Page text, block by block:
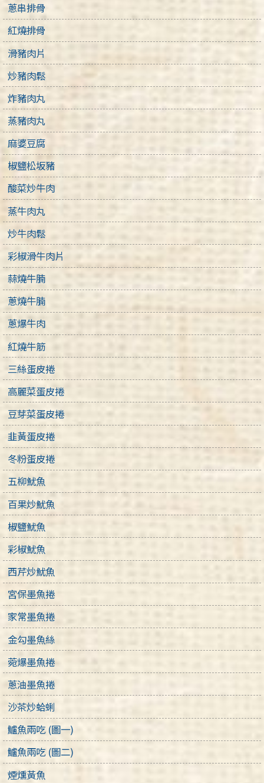
蔥串排骨
紅燒排骨
滑豬肉片
炒豬肉鬆
炸豬肉丸
蒸豬肉丸
麻婆豆腐
椒鹽松坂豬
酸菜炒牛肉
蒸牛肉丸
炒牛肉鬆
彩椒滑牛肉片
蒜燒牛腩
蔥燒牛腩
蔥爆牛肉
紅燒牛筋
三絲蛋皮捲
高麗菜蛋皮捲
豆芽菜蛋皮捲
韭黃蛋皮捲
冬粉蛋皮捲
五柳魷魚
百果炒魷魚
椒鹽魷魚
彩椒魷魚
西芹炒魷魚
宮保墨魚捲
家常墨魚捲
金勾墨魚絲
菀爆墨魚捲
蔥油墨魚捲
沙茶炒蛤蜊
鱸魚兩吃 (圖一)
鱸魚兩吃 (圖二)
煙燻黃魚